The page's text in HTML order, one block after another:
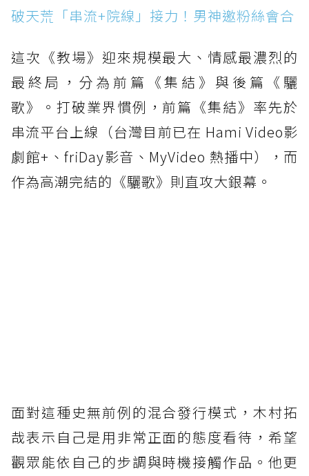
破天荒「串流+院線」接力！男神邀粉絲會合
這次《教場》迎來規模最大、情感最濃烈的
最終局，分為前篇《集結》與後篇《驪
歌》。打破業界慣例，前篇《集結》率先於
串流平台上線（台灣目前已在 Hami Video影
劇館+、friDay影音、MyVideo 熱播中），而
作為高潮完結的《驪歌》則直攻大銀幕。
面對這種史無前例的混合發行模式，木村拓
哉表示自己是用非常正面的態度看待，希望
觀眾能依自己的步調與時機接觸作品。他更